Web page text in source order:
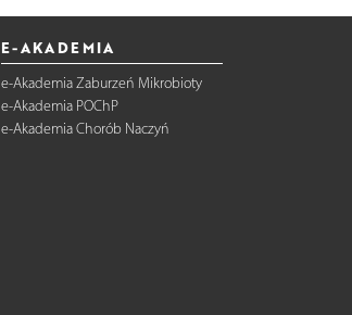
E-AKADEMIA
e-Akademia Zaburzeń Mikrobioty
e-Akademia POChP
e-Akademia Chorób Naczyń